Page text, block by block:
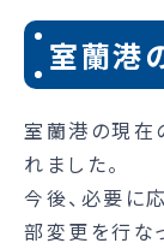
室蘭港
室蘭港の現在
れました。
今後、必要に
部変更を行な